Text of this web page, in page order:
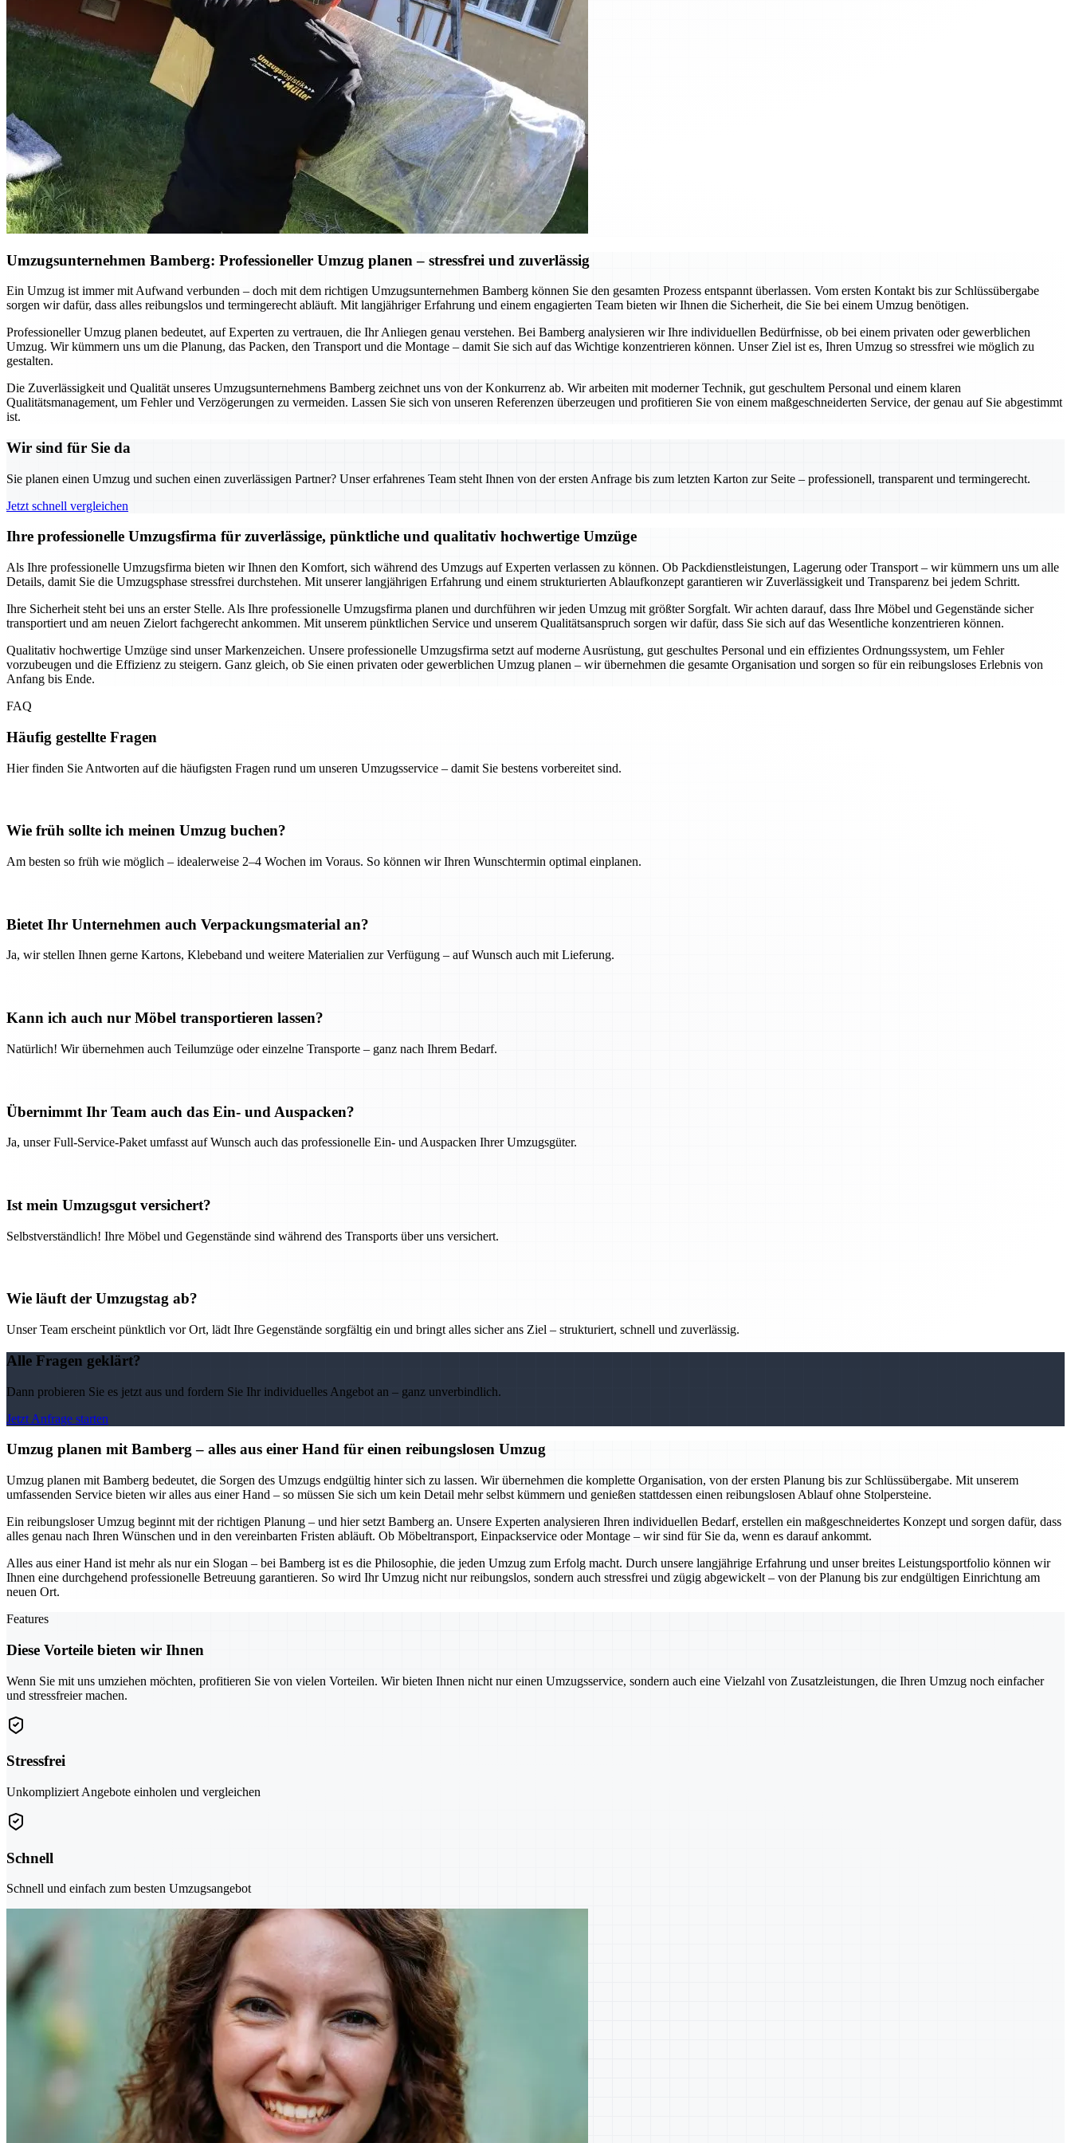
Umzugsunternehmen Bamberg: Professioneller Umzug planen – stressfrei und zuverlässig
Ein Umzug ist immer mit Aufwand verbunden – doch mit dem richtigen Umzugsunternehmen Bamberg können Sie den gesamten Prozess entspannt überlassen. Vom ersten Kontakt bis zur Schlüssübergabe
sorgen wir dafür, dass alles reibungslos und termingerecht abläuft. Mit langjähriger Erfahrung und einem engagierten Team bieten wir Ihnen die Sicherheit, die Sie bei einem Umzug benötigen.
Professioneller Umzug planen bedeutet, auf Experten zu vertrauen, die Ihr Anliegen genau verstehen. Bei Bamberg analysieren wir Ihre individuellen Bedürfnisse, ob bei einem privaten oder gewerblichen
Umzug. Wir kümmern uns um die Planung, das Packen, den Transport und die Montage – damit Sie sich auf das Wichtige konzentrieren können. Unser Ziel ist es, Ihren Umzug so stressfrei wie möglich zu
gestalten.
Die Zuverlässigkeit und Qualität unseres Umzugsunternehmens Bamberg zeichnet uns von der Konkurrenz ab. Wir arbeiten mit moderner Technik, gut geschultem Personal und einem klaren
Qualitätsmanagement, um Fehler und Verzögerungen zu vermeiden. Lassen Sie sich von unseren Referenzen überzeugen und profitieren Sie von einem maßgeschneiderten Service, der genau auf Sie abgestimmt
ist.
Wir sind für Sie da
Sie planen einen Umzug und suchen einen zuverlässigen Partner? Unser erfahrenes Team steht Ihnen von der ersten Anfrage bis zum letzten Karton zur Seite – professionell, transparent und termingerecht.
Jetzt schnell vergleichen
Ihre professionelle Umzugsfirma für zuverlässige, pünktliche und qualitativ hochwertige Umzüge
Als Ihre professionelle Umzugsfirma bieten wir Ihnen den Komfort, sich während des Umzugs auf Experten verlassen zu können. Ob Packdienstleistungen, Lagerung oder Transport – wir kümmern uns um alle
Details, damit Sie die Umzugsphase stressfrei durchstehen. Mit unserer langjährigen Erfahrung und einem strukturierten Ablaufkonzept garantieren wir Zuverlässigkeit und Transparenz bei jedem Schritt.
Ihre Sicherheit steht bei uns an erster Stelle. Als Ihre professionelle Umzugsfirma planen und durchführen wir jeden Umzug mit größter Sorgfalt. Wir achten darauf, dass Ihre Möbel und Gegenstände sicher
transportiert und am neuen Zielort fachgerecht ankommen. Mit unserem pünktlichen Service und unserem Qualitätsanspruch sorgen wir dafür, dass Sie sich auf das Wesentliche konzentrieren können.
Qualitativ hochwertige Umzüge sind unser Markenzeichen. Unsere professionelle Umzugsfirma setzt auf moderne Ausrüstung, gut geschultes Personal und ein effizientes Ordnungssystem, um Fehler
vorzubeugen und die Effizienz zu steigern. Ganz gleich, ob Sie einen privaten oder gewerblichen Umzug planen – wir übernehmen die gesamte Organisation und sorgen so für ein reibungsloses Erlebnis von
Anfang bis Ende.
FAQ
Häufig gestellte Fragen
Hier finden Sie Antworten auf die häufigsten Fragen rund um unseren Umzugsservice – damit Sie bestens vorbereitet sind.
Wie früh sollte ich meinen Umzug buchen?
Am besten so früh wie möglich – idealerweise 2–4 Wochen im Voraus. So können wir Ihren Wunschtermin optimal einplanen.
Bietet Ihr Unternehmen auch Verpackungsmaterial an?
Ja, wir stellen Ihnen gerne Kartons, Klebeband und weitere Materialien zur Verfügung – auf Wunsch auch mit Lieferung.
Kann ich auch nur Möbel transportieren lassen?
Natürlich! Wir übernehmen auch Teilumzüge oder einzelne Transporte – ganz nach Ihrem Bedarf.
Übernimmt Ihr Team auch das Ein- und Auspacken?
Ja, unser Full-Service-Paket umfasst auf Wunsch auch das professionelle Ein- und Auspacken Ihrer Umzugsgüter.
Ist mein Umzugsgut versichert?
Selbstverständlich! Ihre Möbel und Gegenstände sind während des Transports über uns versichert.
Wie läuft der Umzugstag ab?
Unser Team erscheint pünktlich vor Ort, lädt Ihre Gegenstände sorgfältig ein und bringt alles sicher ans Ziel – strukturiert, schnell und zuverlässig.
Alle Fragen geklärt?
Dann probieren Sie es jetzt aus und fordern Sie Ihr individuelles Angebot an – ganz unverbindlich.
Jetzt Anfrage starten
Umzug planen mit Bamberg – alles aus einer Hand für einen reibungslosen Umzug
Umzug planen mit Bamberg bedeutet, die Sorgen des Umzugs endgültig hinter sich zu lassen. Wir übernehmen die komplette Organisation, von der ersten Planung bis zur Schlüssübergabe. Mit unserem
umfassenden Service bieten wir alles aus einer Hand – so müssen Sie sich um kein Detail mehr selbst kümmern und genießen stattdessen einen reibungslosen Ablauf ohne Stolpersteine.
Ein reibungsloser Umzug beginnt mit der richtigen Planung – und hier setzt Bamberg an. Unsere Experten analysieren Ihren individuellen Bedarf, erstellen ein maßgeschneidertes Konzept und sorgen dafür, dass
alles genau nach Ihren Wünschen und in den vereinbarten Fristen abläuft. Ob Möbeltransport, Einpackservice oder Montage – wir sind für Sie da, wenn es darauf ankommt.
Alles aus einer Hand ist mehr als nur ein Slogan – bei Bamberg ist es die Philosophie, die jeden Umzug zum Erfolg macht. Durch unsere langjährige Erfahrung und unser breites Leistungsportfolio können wir
Ihnen eine durchgehend professionelle Betreuung garantieren. So wird Ihr Umzug nicht nur reibungslos, sondern auch stressfrei und zügig abgewickelt – von der Planung bis zur endgültigen Einrichtung am
neuen Ort.
Features
Diese Vorteile bieten wir Ihnen
Wenn Sie mit uns umziehen möchten, profitieren Sie von vielen Vorteilen. Wir bieten Ihnen nicht nur einen Umzugsservice, sondern auch eine Vielzahl von Zusatzleistungen, die Ihren Umzug noch einfacher
und stressfreier machen.
Stressfrei
Unkompliziert Angebote einholen und vergleichen
Schnell
Schnell und einfach zum besten Umzugsangebot